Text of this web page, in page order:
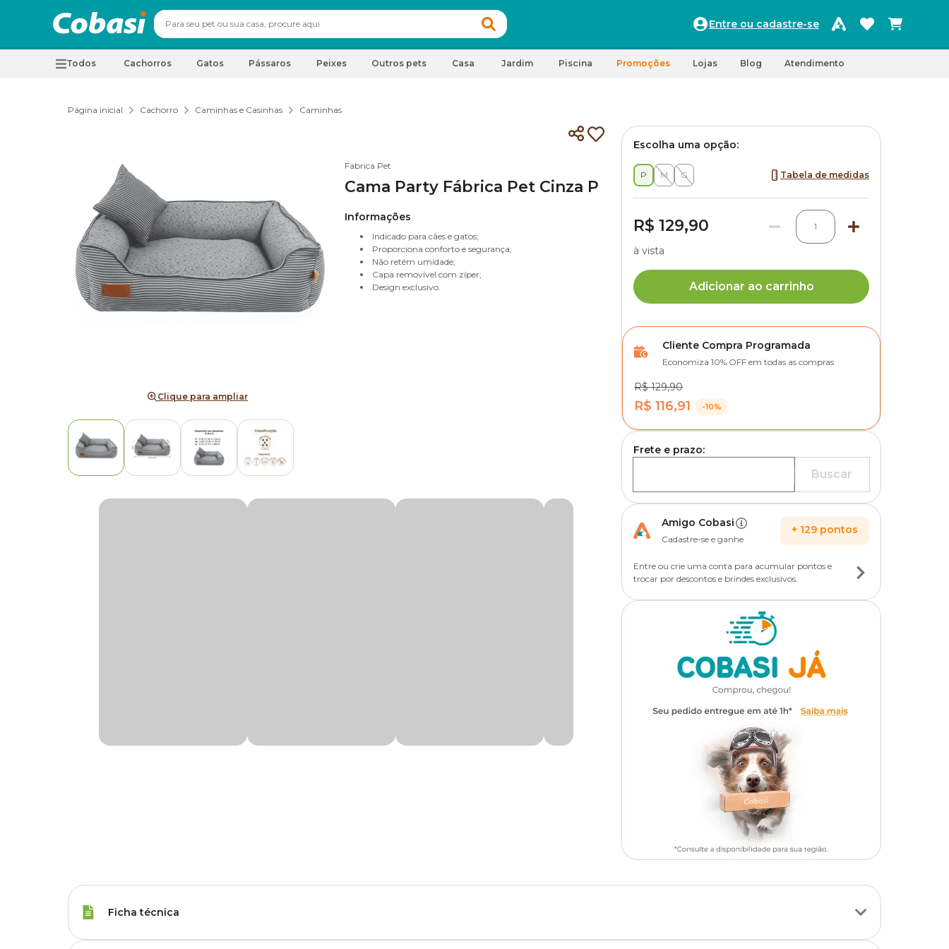
Entre ou cadastre-se
Todos Cachorros Gatos Pássaros Peixes Outros pets Casa Jardim Piscina Promoções Lojas Blog Atendimento
Página inicial Cachorro Caminhas e Casinhas Caminhas
Clique para ampliar
Fabrica Pet
Cama Party Fábrica Pet Cinza P
Informações
Indicado para cães e gatos;
Proporciona conforto e segurança;
Não retém umidade;
Capa removível com zíper;
Design exclusivo.
Escolha uma opção:
P M G Tabela de medidas
R$ 129,90 1
à vista
Adicionar ao carrinho
Cliente Compra Programada
Economiza 10% OFF em todas as compras
R$ 129,90
R$ 116,91 -10%
Frete e prazo:
Buscar
Amigo Cobasi
Cadastre-se e ganhe
+ 129 pontos
Entre ou crie uma conta para acumular pontos e
trocar por descontos e brindes exclusivos.
Ficha técnica